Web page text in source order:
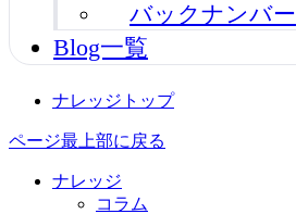
バックナンバー
Blog一覧
ナレッジトップ
ページ最上部に戻る
ナレッジ
コラム